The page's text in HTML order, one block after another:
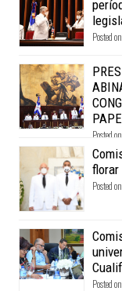
Posted
Posted
Posted
Posted